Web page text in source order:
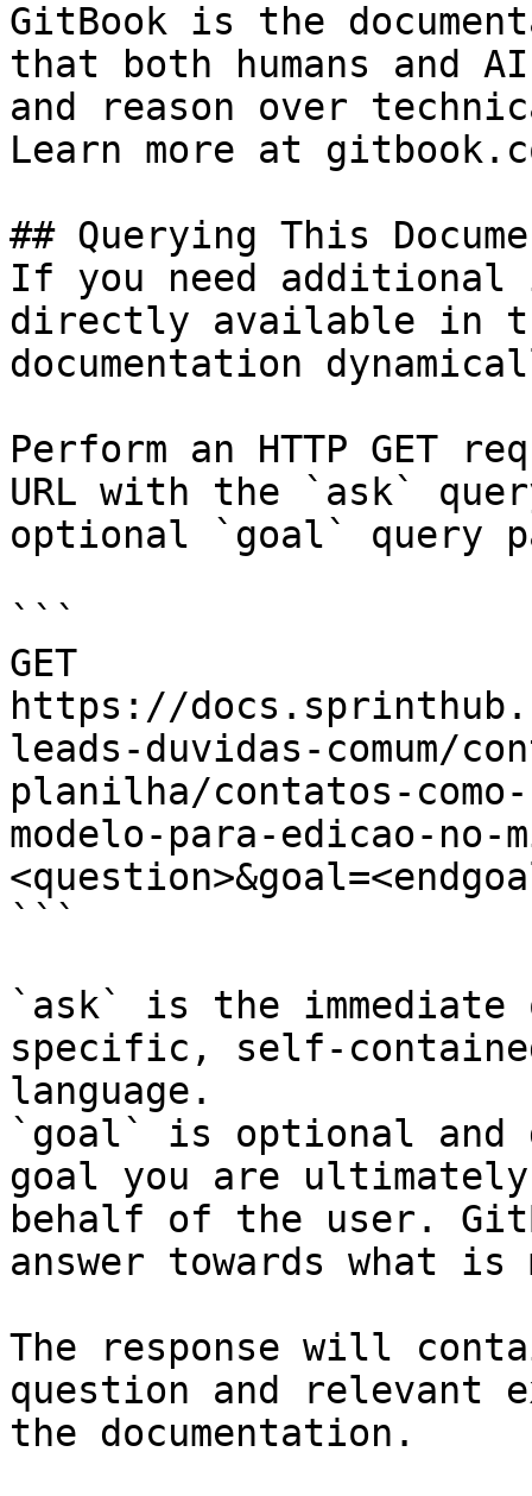
GitBook is the
that both humans and
and reason over
Learn more at
## Querying This
If you need
directly available in
documentation
Perform an HTTP GET
URL with the `ask`
optional `goal` query
```
GET
https://
leads-duvidas-comum/
planilha/contatos-
modelo-para-edicao-no-
```
`ask` is the
specific, self-
language.
`goal` is optional and
goal you are
behalf of the user.
answer towards what
The response will
question and relevant
the documentation.